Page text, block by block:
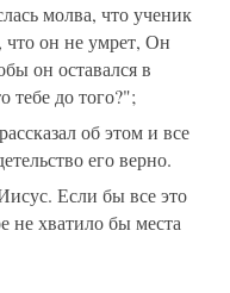
молва, что ученик
что он не умрет, Он
он оставался в
тебе до того?";
об этом и все
его верно.
Если бы все это
не хватило бы места